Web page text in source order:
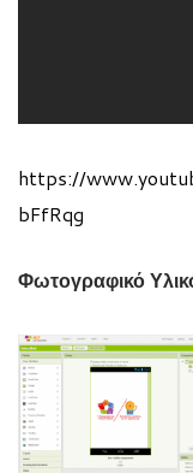
https://
bFfRqg
Φωτογραφικό